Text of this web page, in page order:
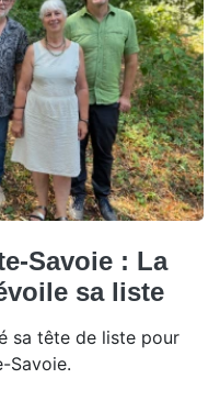
Savoie : La
sa liste
sa tête de liste pour
Savoie.